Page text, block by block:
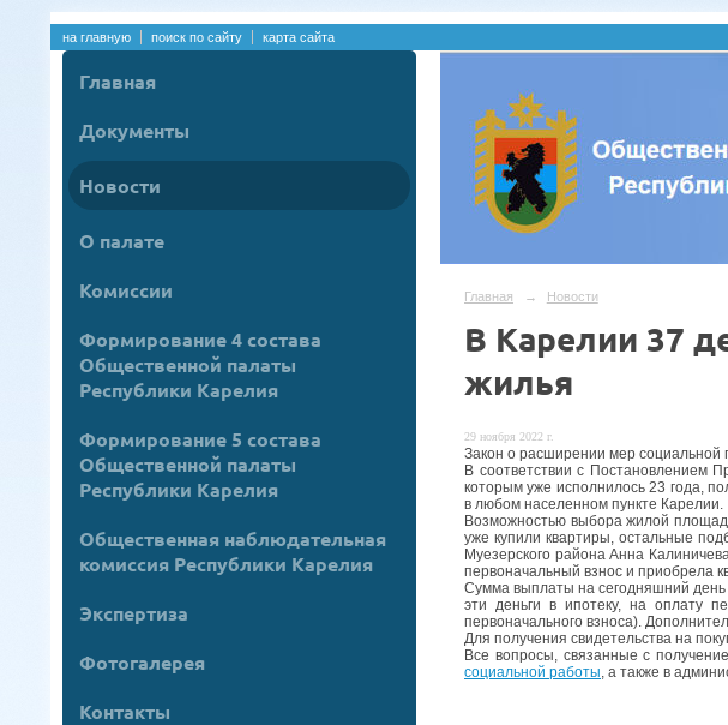
на главную поиск по сайту карта сайта
Главная
Документы
Новости
О палате
Комиссии
Формирование 4 состава
Общественной палаты
Республики Карелия
Формирование 5 состава
Общественной палаты
Республики Карелия
Общественная наблюдательная
комиссия Республики Карелия
Экспертиза
Фотогалерея
Контакты
Главная → Новости
В Карелии 37
жилья
29 ноября 2022 г.
Закон о расширении мер социальной
В соответствии с Постановлением
которым уже исполнилось 23 года,
в любом населенном пункте Карелии.
Возможностью выбора жилой
уже купили квартиры, остальные
Муезерского района Анна
первоначальный взнос и приобрела
Сумма выплаты на сегодняшний день
эти деньги в ипотеку, на оплату
первоначального взноса).
Для получения свидетельства на
Все вопросы, связанные с
социальной работы , а также в
Управление